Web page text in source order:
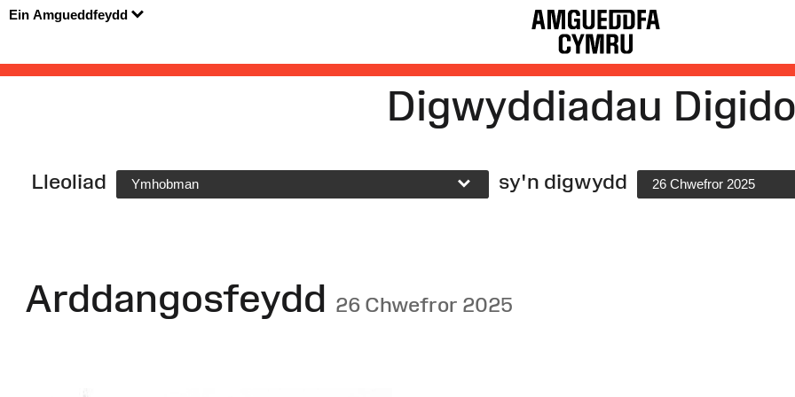
Ein Amgueddfeydd
Digwyddiadau
Lleoliad Ymhobman sy'n digwydd 26 Chwefror 2025
Arddangosfeydd 26 Chwefror 2025